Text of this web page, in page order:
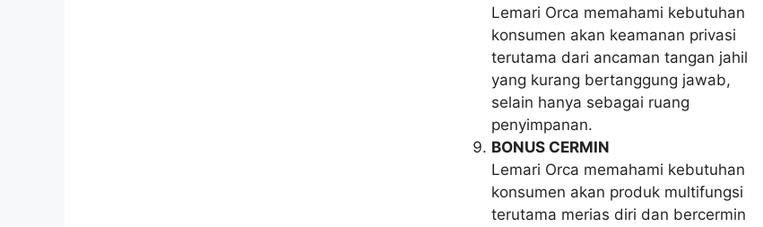
Lemari Orca memahami kebutuhan
konsumen akan keamanan privasi
terutama dari ancaman tangan jahil
yang kurang bertanggung jawab,
selain hanya sebagai ruang
penyimpanan.
BONUS CERMIN
Lemari Orca memahami kebutuhan
konsumen akan produk multifungsi
terutama merias diri dan bercermin